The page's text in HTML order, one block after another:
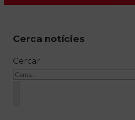
Cerca notícies
Cercar